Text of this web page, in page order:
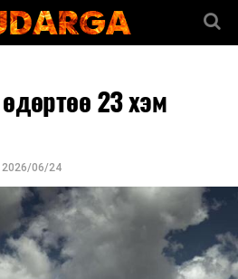
23 хэм
2026/06/24